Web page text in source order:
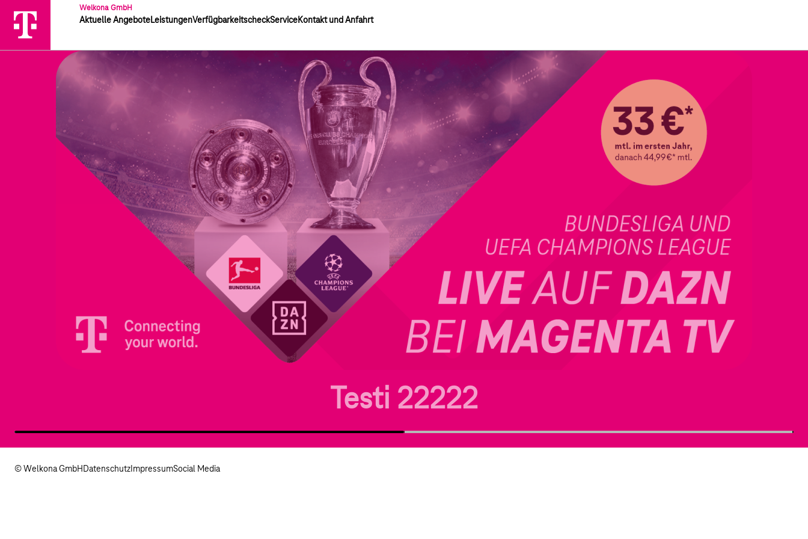
Welkona GmbH
Aktuelle AngeboteLeistungenVerfügbarkeitscheckServiceKontakt und Anfahrt
Testi 22222
© Welkona GmbH Datenschutz ImpressumSocial Media